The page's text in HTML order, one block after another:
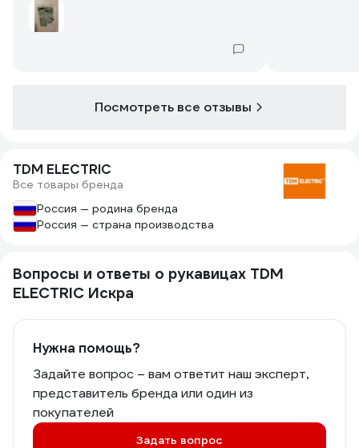
Посмотреть все отзывы
TDM ELECTRIC
Все товары бренда
Россия — родина бренда
Россия — страна производства
Вопросы и ответы о рукавицах TDM
ELECTRIC Искра
Нужна помощь?
Задайте вопрос – вам ответит наш эксперт,
представитель бренда или один из
покупателей
Задать вопрос